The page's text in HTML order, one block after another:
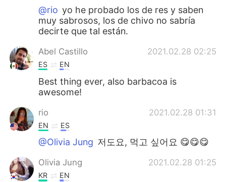
@rio yo he probado los de res y saben
muy sabrosos, los de chivo no sabría
decirte que tal están.
Abel Castillo 2021.02.28 02:25
ES EN
Best thing ever, also barbacoa is
awesome!
rio 2021.02.28 01:31
EN ES
@Olivia Jung 저도요, 먹고 싶어요 😋😋😋
Olivia Jung 2021.02.28 01:25
KR EN